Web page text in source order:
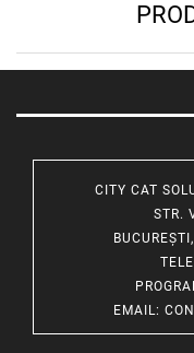
CITY CAT
STR.
EMAIL: